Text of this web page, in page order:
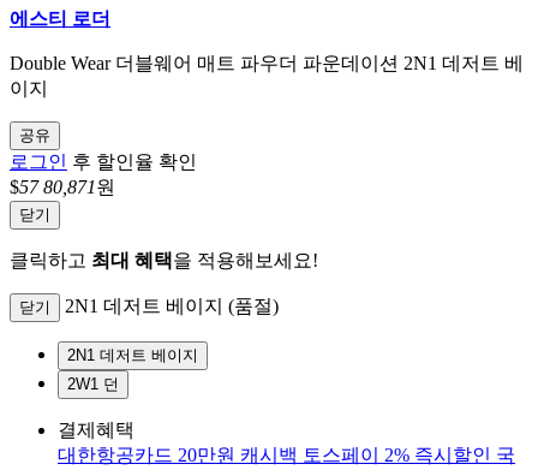
에스티 로더
Double Wear 더블웨어 매트 파우더 파운데이션 2N1 데저트 베
이지
공유
로그인 후 할인율 확인
$57 80,871원
닫기
클릭하고 최대 혜택을 적용해보세요!
닫기 2N1 데저트 베이지 (품절)
2N1 데저트 베이지
2W1 던
결제혜택
대한항공카드 20만원 캐시백 토스페이 2% 즉시할인 국